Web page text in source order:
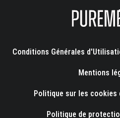
Conditions Générales
Mentions
Politique sur les
Politique de